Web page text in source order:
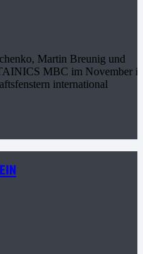
Martin Breunig und
MBC im November in
international